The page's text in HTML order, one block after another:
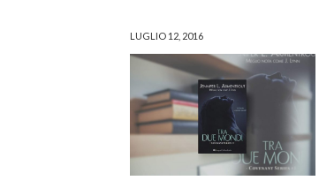
LUGLIO 12, 2016